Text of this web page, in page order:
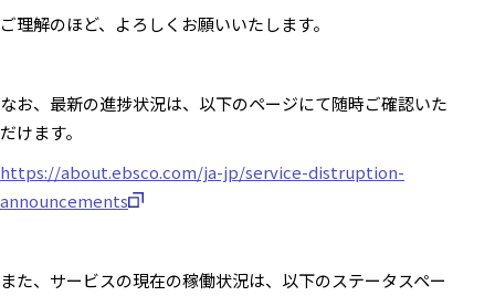
ご理解のほど、よろしくお願いいたします。
なお、最新の進捗状況は、以下のページにて随時ご確認いた
だけます。
https://about.ebsco.com/ja-jp/service-distruption-
announcements
また、サービスの現在の稼働状況は、以下のステータスペー